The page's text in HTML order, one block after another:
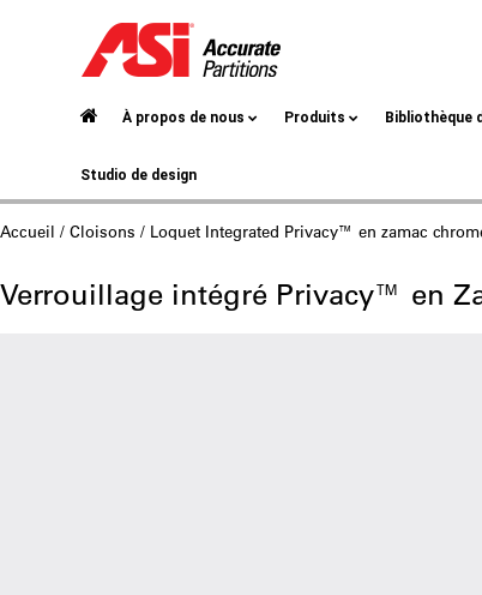
À propos de nous Produits Bibliothèque
Studio de design
Accueil / Cloisons / Loquet Integrated Privacy™ en zamac
Verrouillage intégré Privacy™ en